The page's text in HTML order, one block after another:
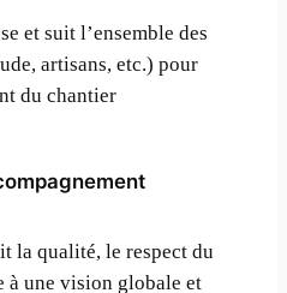
et suit l’ensemble des
artisans, etc.) pour
du chantier
la qualité, le respect du
à une vision globale et